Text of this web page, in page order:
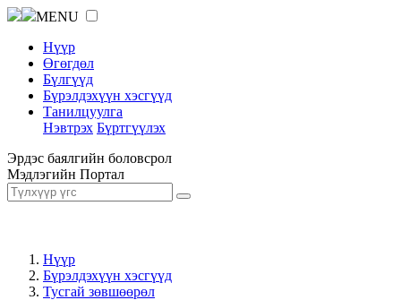
MENU
Нүүр
Өгөгдөл
Бүлгүүд
Бүрэлдэхүүн хэсгүүд
Танилцуулга
Нэвтрэх Бүртгүүлэх
Эрдэс баялгийн боловсрол
Мэдлэгийн Портал
Нүүр
Бүрэлдэхүүн хэсгүүд
Тусгай зөвшөөрөл